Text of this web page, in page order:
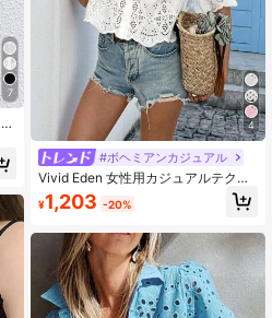
7
4
#ボヘミアンカジュアル
Vivid Eden 女性用カジュアルテクス
チャード半袖シャツ、プラケット前
開き、休暇向け
¥1,203 -20%